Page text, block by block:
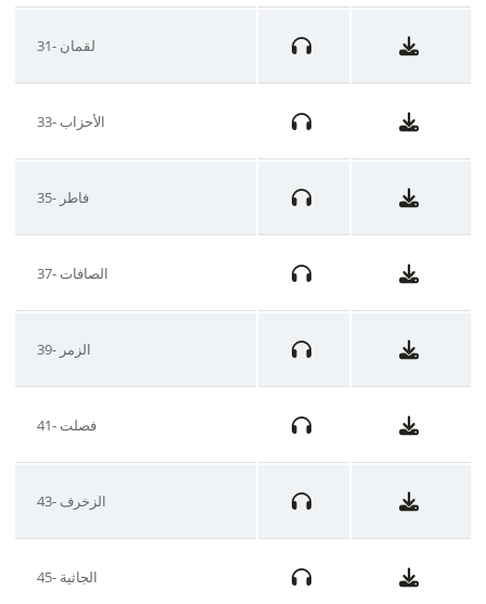
31- لقمان
33- الأحزاب
35- فاطر
37- الصافات
39- الزمر
41- فصلت
43- الزخرف
45- الجاثية